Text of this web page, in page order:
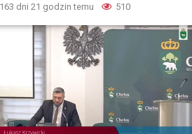
163 dni 21 godzin temu 510